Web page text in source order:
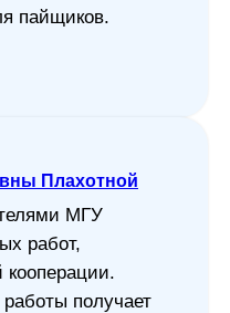
пайщиков.
Плахотной
МГУ
работ,
кооперации.
получает